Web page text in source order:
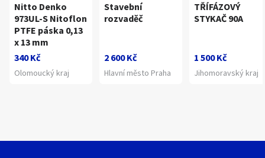
Nitto Denko
973UL-S Nitoflon
PTFE páska 0,13
x 13 mm
340 Kč
Olomoucký kraj
Stavební
rozvaděč
2 600 Kč
Hlavní město Praha
TŘÍFÁZOVÝ
STYKAČ 90A
1 500 Kč
Jihomoravský kraj